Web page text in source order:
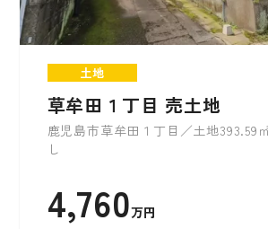
土地
草牟田１丁目 売土地
鹿児島市草牟田１丁目／土地393.59
し
4,760万円